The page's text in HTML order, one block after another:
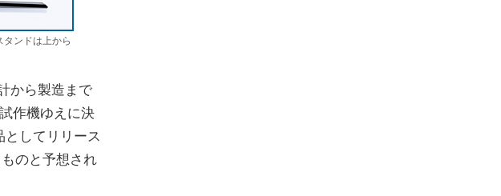
ンドは上から
から製造まで
作機ゆえに決
としてリリース
のと予想され